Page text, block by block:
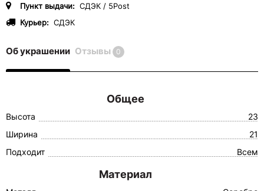
Пункт выдачи: СДЭК / 5Post
Курьер: СДЭК
Об украшении Отзывы 0
Общее
Высота
23
Ширина
21
Подходит
Всем
Материал